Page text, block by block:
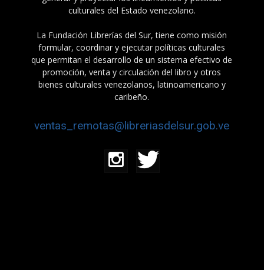
culturales del Estado venezolano.
La Fundación Librerías del Sur, tiene como misión
formular, coordinar y ejecutar políticas culturales
que permitan el desarrollo de un sistema efectivo de
promoción, venta y circulación del libro y otros
bienes culturales venezolanos, latinoamericano y
caribeño.
ventas_remotas@libreriasdelsur.gob.ve